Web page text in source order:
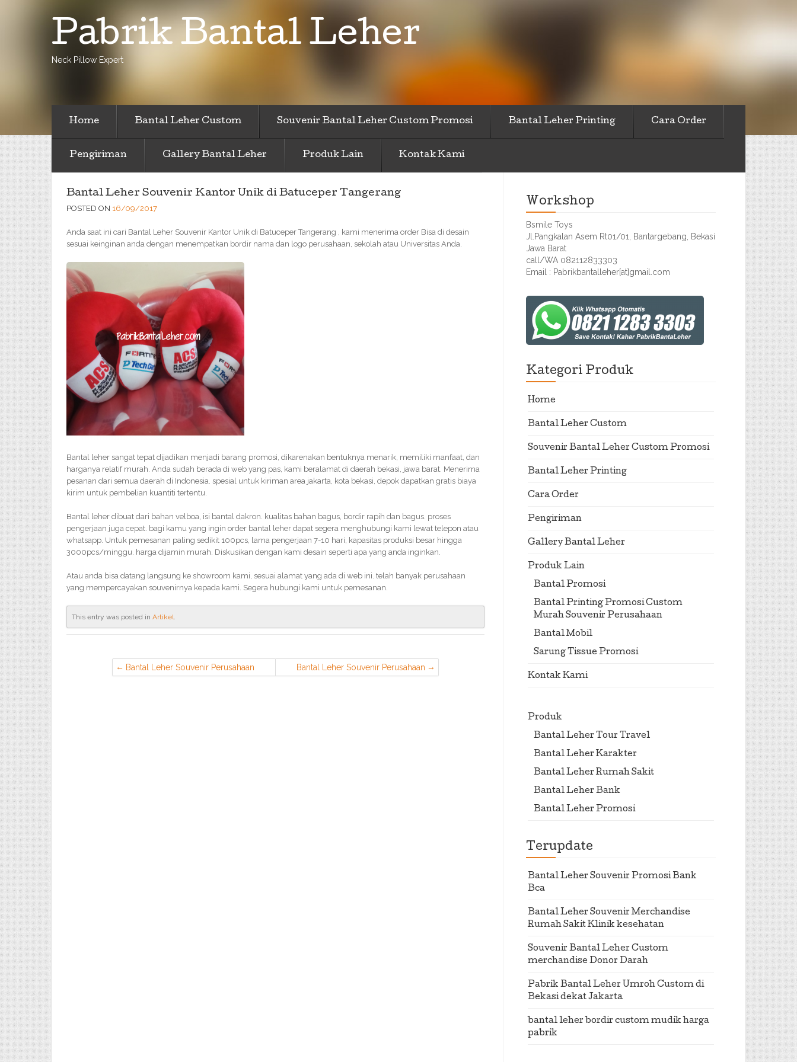
Pabrik Bantal Leher
Neck Pillow Expert
Home Bantal Leher Custom Souvenir Bantal Leher Custom Promosi Bantal Leher Printing Cara Order
Pengiriman Gallery Bantal Leher Produk Lain Kontak Kami
Bantal Leher Souvenir Kantor Unik di Batuceper Tangerang
POSTED ON 16/09/2017
Anda saat ini cari Bantal Leher Souvenir Kantor Unik di Batuceper Tangerang , kami menerima order Bisa di desain
sesuai keinginan anda dengan menempatkan bordir nama dan logo perusahaan, sekolah atau Universitas Anda.
Bantal leher sangat tepat dijadikan menjadi barang promosi, dikarenakan bentuknya menarik, memiliki manfaat, dan
harganya relatif murah. Anda sudah berada di web yang pas, kami beralamat di daerah bekasi, jawa barat. Menerima
pesanan dari semua daerah di Indonesia. spesial untuk kiriman area jakarta, kota bekasi, depok dapatkan gratis biaya
kirim untuk pembelian kuantiti tertentu.
Bantal leher dibuat dari bahan velboa, isi bantal dakron. kualitas bahan bagus, bordir rapih dan bagus. proses
pengerjaan juga cepat. bagi kamu yang ingin order bantal leher dapat segera menghubungi kami lewat telepon atau
whatsapp. Untuk pemesanan paling sedikit 100pcs, lama pengerjaan 7-10 hari, kapasitas produksi besar hingga
3000pcs/minggu. harga dijamin murah. Diskusikan dengan kami desain seperti apa yang anda inginkan.
Atau anda bisa datang langsung ke showroom kami, sesuai alamat yang ada di web ini. telah banyak perusahaan
yang mempercayakan souvenirnya kepada kami. Segera hubungi kami untuk pemesanan.
This entry was posted in Artikel.
Bantal Leher Souvenir Perusahaan
Murah di Neglasari Tangerang
Bantal Leher Souvenir Perusahaan
Murah di Sawangan Depok
Workshop
Bsmile Toys
Jl.Pangkalan Asem Rt01/01, Bantargebang, Bekasi
Jawa Barat
call/WA 082112833303
Email : Pabrikbantalleher[at]gmail.com
Kategori Produk
Home
Bantal Leher Custom
Souvenir Bantal Leher Custom Promosi
Bantal Leher Printing
Cara Order
Pengiriman
Gallery Bantal Leher
Produk Lain
Bantal Promosi
Bantal Printing Promosi Custom
Murah Souvenir Perusahaan
Bantal Mobil
Sarung Tissue Promosi
Kontak Kami
Produk
Bantal Leher Tour Travel
Bantal Leher Karakter
Bantal Leher Rumah Sakit
Bantal Leher Bank
Bantal Leher Promosi
Terupdate
Bantal Leher Souvenir Promosi Bank
Bca
Bantal Leher Souvenir Merchandise
Rumah Sakit Klinik kesehatan
Souvenir Bantal Leher Custom
merchandise Donor Darah
Pabrik Bantal Leher Umroh Custom di
Bekasi dekat Jakarta
bantal leher bordir custom mudik harga
pabrik